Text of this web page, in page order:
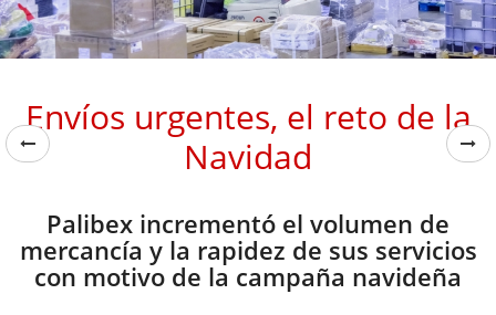
Envíos urgentes, el reto de la
Navidad
Palibex incrementó el volumen de
mercancía y la rapidez de sus servicios
con motivo de la campaña navideña